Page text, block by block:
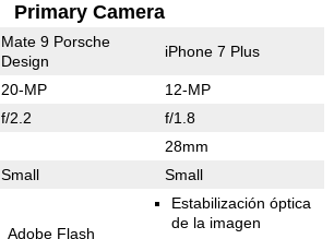
Primary Camera
Mate 9 Porsche
Design
iPhone 7 Plus
20-MP 12-MP
f/2.2 f/1.8
28mm
Small Small
Adobe Flash
Estabilización óptica
de la imagen